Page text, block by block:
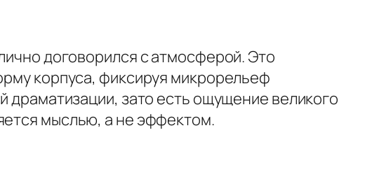
договорился с атмосферой. Это
корпуса, фиксируя микрорельеф
драматизации, зато есть ощущение великого
мыслью, а не эффектом.